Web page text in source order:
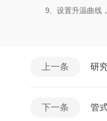
9、设置升温曲线，
上一条 研
下一条 管